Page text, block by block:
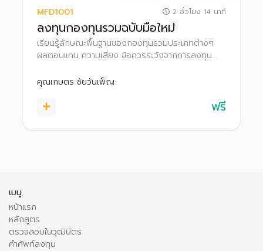
MFD1001 2 ชั่วโมง 14 นาที
ลงทุนกองทุนรวมฉบับมือใหม่
เรียนรู้ลักษณะพื้นฐานของกองทุนรวมประเภทต่างๆ
ผลตอบแทน ความเสี่ยง ข้อควรระวังจากการลงทุน
กองทุนรวมให้เหมาะกับตนเอง
คุณเกษตร ชัยวันเพ็ญ
ฟรี
เมนู
หน้าแรก
หลักสูตร
ตรวจสอบใบวุฒิบัตร
คำศัพท์ลงทุน